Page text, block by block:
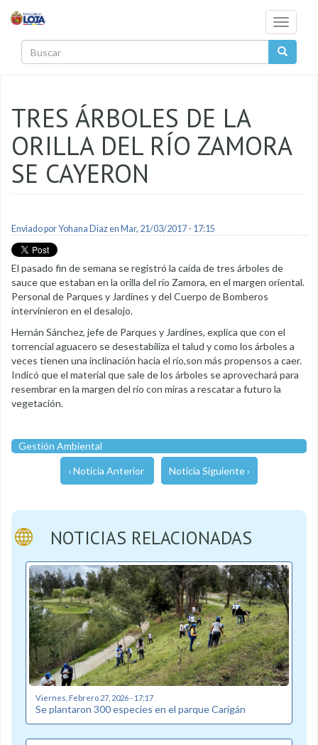
Toggle
TRES ÁRBOLES DE LA
ORILLA DEL RÍO ZAMORA
SE CAYERON
Enviado porYohana Diazen Mar, 21/03/2017 - 17:15
El pasado fin de semana se registró la caída de tres árboles de
sauce que estaban en la orilla del río Zamora, en el margen oriental.
Personal de Parques y Jardines y del Cuerpo de Bomberos
intervinieron en el desalojo.
Hernán Sánchez, jefe de Parques y Jardines, explica que con el
torrencial aguacero se desestabiliza el talud y como los árboles a
veces tienen una inclinación hacia el río,son más propensos a caer.
Indicó que el material que sale de los árboles se aprovechará para
resembrar en la margen del río con miras a rescatar a futuro la
vegetación.
Gestión Ambiental
‹ Noticia Anterior Noticia Siguiente ›
NOTICIAS RELACIONADAS
Viernes, Febrero 27, 2026 - 17:17
Se plantaron 300 especies en el parque Carigán